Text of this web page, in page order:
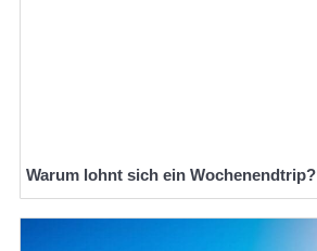
Warum lohnt sich ein Wochenendtrip?